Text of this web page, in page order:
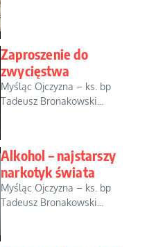
Zaproszenie do
zwycięstwa
Myśląc Ojczyzna – ks. bp
Tadeusz Bronakowski...
Alkohol – najstarszy
narkotyk świata
Myśląc Ojczyzna – ks. bp
Tadeusz Bronakowski...